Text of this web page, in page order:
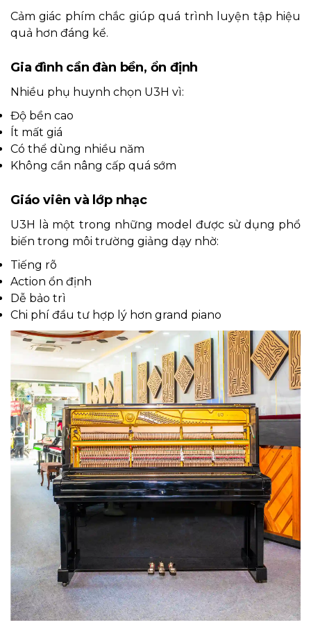
Cảm giác phím chắc giúp quá trình luyện tập hiệu
quả hơn đáng kể.
Gia đình cần đàn bền, ổn định
Nhiều phụ huynh chọn U3H vì:
Độ bền cao
Ít mất giá
Có thể dùng nhiều năm
Không cần nâng cấp quá sớm
Giáo viên và lớp nhạc
U3H là một trong những model được sử dụng phổ
biến trong môi trường giảng dạy nhờ:
Tiếng rõ
Action ổn định
Dễ bảo trì
Chi phí đầu tư hợp lý hơn grand piano